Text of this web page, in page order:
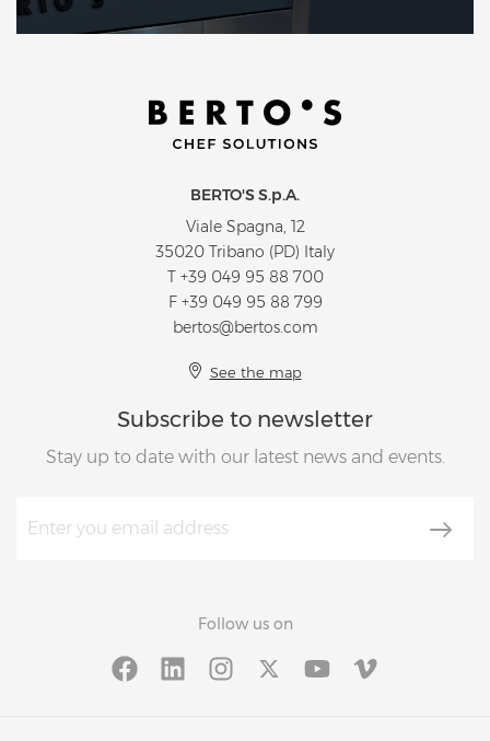
BERTO'S S.p.A.
Viale Spagna, 12
35020 Tribano (PD) Italy
T +39 049 95 88 700
F +39 049 95 88 799
bertos@bertos.com
See the map
Subscribe to newsletter
Stay up to date with our latest news and events.
Follow us on